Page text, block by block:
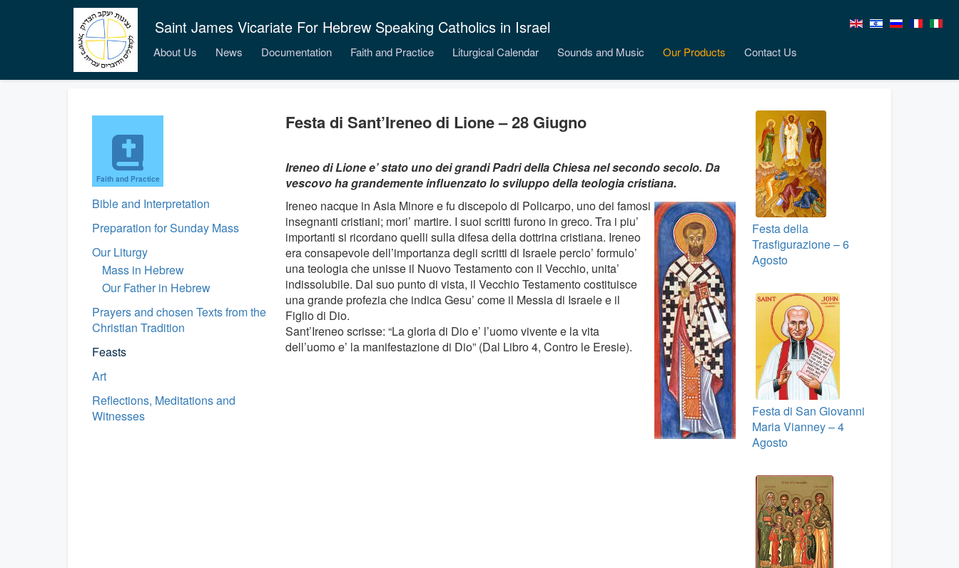
Saint James Vicariate For Hebrew Speaking Catholics in Israel
About Us News Documentation Faith and Practice Liturgical Calendar Sounds and Music Our Products Contact Us
Faith and Practice
Bible and Interpretation
Preparation for Sunday Mass
Our Liturgy
Mass in Hebrew
Our Father in Hebrew
Prayers and chosen Texts from the
Christian Tradition
Feasts
Art
Reflections, Meditations and
Witnesses
Festa di Sant’Ireneo di Lione – 28 Giugno
Ireneo di Lione e’ stato uno dei grandi Padri della Chiesa nel secondo secolo. Da
vescovo ha grandemente influenzato lo sviluppo della teologia cristiana.
Ireneo nacque in Asia Minore e fu discepolo di Policarpo, uno dei famosi
insegnanti cristiani; mori’ martire. I suoi scritti furono in greco. Tra i piu’
importanti si ricordano quelli sulla difesa della dottrina cristiana. Ireneo
era consapevole dell’importanza degli scritti di Israele percio’ formulo’
una teologia che unisse il Nuovo Testamento con il Vecchio, unita’
indissolubile. Dal suo punto di vista, il Vecchio Testamento costituisce
una grande profezia che indica Gesu’ come il Messia di Israele e il
Figlio di Dio.
Sant’Ireneo scrisse: “La gloria di Dio e’ l’uomo vivente e la vita
dell’uomo e’ la manifestazione di Dio” (Dal Libro 4, Contro le Eresie).
Festa della
Trasfigurazione – 6
Agosto
Festa di San Giovanni
Maria Vianney – 4
Agosto